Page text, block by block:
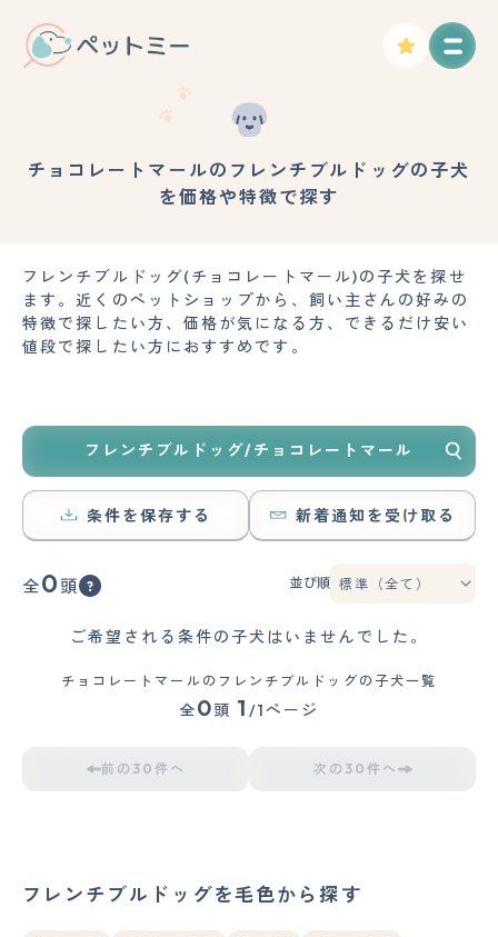
チョコレートマールのフレンチブルドッグの子犬
を価格や特徴で探す
フレンチブルドッグ(チョコレートマール)の子犬を探せ
ます。近くのペットショップから、飼い主さんの好みの
特徴で探したい方、価格が気になる方、できるだけ安い
値段で探したい方におすすめです。
フレンチブルドッグ/チョコレートマール
条件を保存する 新着通知を受け取る
全0 頭 並び順
ご希望される条件の子犬はいませんでした。
チョコレートマールのフレンチブルドッグの子犬一覧
全0頭 1 /1ページ
前の30件へ 次の30件へ
フレンチブルドッグを毛色から探す